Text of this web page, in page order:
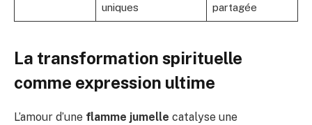
uniques
partagée
La transformation spirituelle
comme expression ultime
L’amour d’une flamme jumelle catalyse une